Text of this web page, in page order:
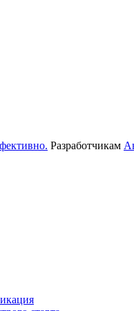
Разработчикам